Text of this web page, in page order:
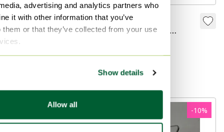
advertising and analytics partners who
it with other information that you’ve
them or that they’ve collected from your use
Show details
Allow all
Sedie Alky di
Giancarlo Piretti per
Anonima Castelli,
anni '70, Set di 2
3100 €
Offerta da2600 €
Set di 2 sedie
pieghevoli del
Plia Castelli
Curato
-10%